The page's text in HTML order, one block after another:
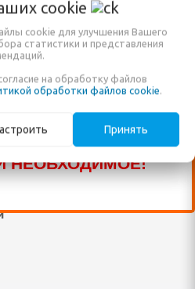
МНОГО ДРУГИХ
В НАШ КАТАЛОГ!
ТЕЛЕФОНАМ, ИЛИ
МЫ ПОМОЖЕМ ВАМ
НЕОБХОДИМОЕ!
cookie
cookie для улучшения Вашего
статистики и представления
на обработку файлов
обработки файлов cookie.
Принять